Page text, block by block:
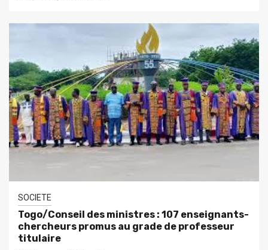
SOCIETE
Togo/Conseil des ministres : 107 enseignants-
chercheurs promus au grade de professeur
titulaire